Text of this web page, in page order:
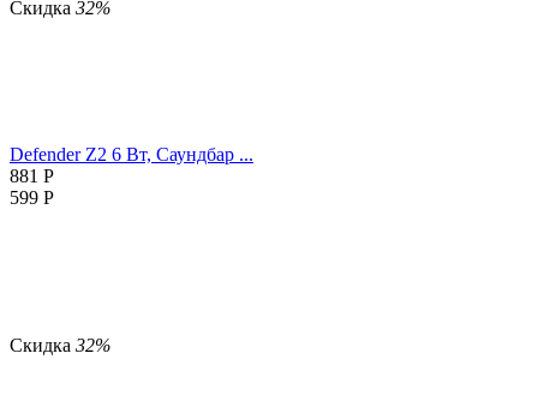
Скидка 32%
Defender Z2 6 Вт, Саундбар ...
881 Р
599 Р
Скидка 32%